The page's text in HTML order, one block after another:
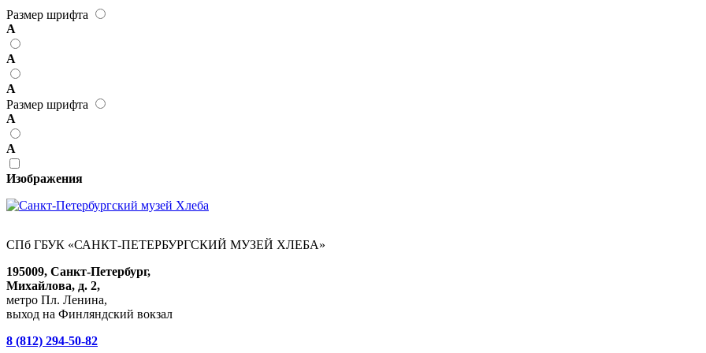
Размер шрифта
А
А
А
Размер шрифта
А
А
Изображения
СПб ГБУК «САНКТ-ПЕТЕРБУРГСКИЙ МУЗЕЙ ХЛЕБА»
195009, Санкт-Петербург,
Михайлова, д. 2,
метро Пл. Ленина,
выход на Финляндский вокзал
8 (812) 294-50-82